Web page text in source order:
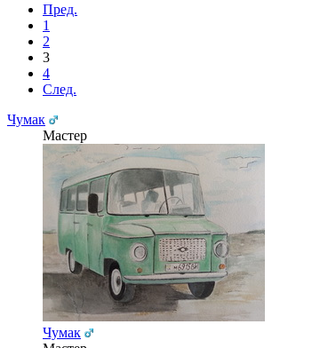
Пред.
1
2
3
4
След.
Чумак
Мастер
Чумак